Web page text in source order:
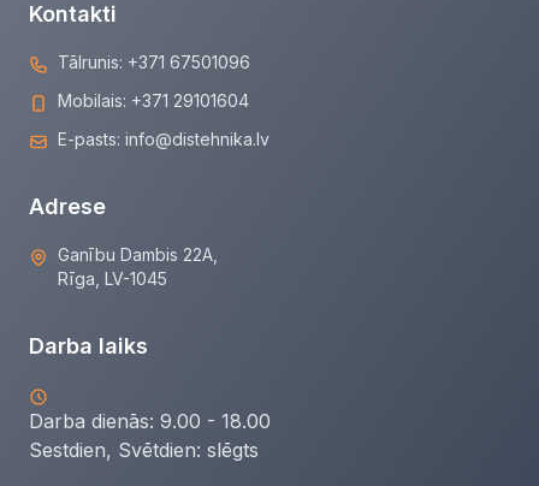
Kontakti
Tālrunis: +371 67501096
Mobilais: +371 29101604
E-pasts: info@distehnika.lv
Adrese
Ganību Dambis 22A,
Rīga, LV-1045
Darba laiks
Darba dienās: 9.00 - 18.00
Sestdien, Svētdien: slēgts